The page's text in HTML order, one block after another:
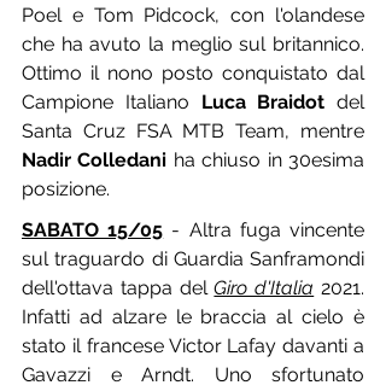
Poel e Tom Pidcock, con l'olandese
che ha avuto la meglio sul britannico.
Ottimo il nono posto conquistato dal
Campione Italiano Luca Braidot del
Nadir Colledani ha chiuso in 30esima
posizione.
SABATO 15/05 - Altra fuga vincente
sul traguardo di Guardia Sanframondi
dell'ottava tappa del Giro d'Italia 2021.
Infatti ad alzare le braccia al cielo è
stato il francese Victor Lafay davanti a